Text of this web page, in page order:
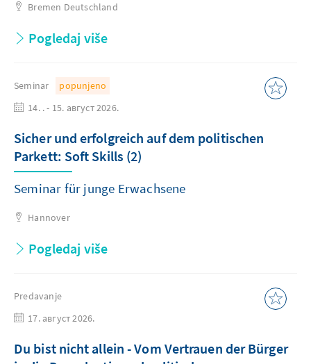
Bremen Deutschland
Pogledaj više
Seminar
popunjeno
14. . - 15. август 2026.
Sicher und erfolgreich auf dem politischen
Parkett: Soft Skills (2)
Seminar für junge Erwachsene
Hannover
Pogledaj više
Predavanje
17. август 2026.
Du bist nicht allein - Vom Vertrauen der Bürger